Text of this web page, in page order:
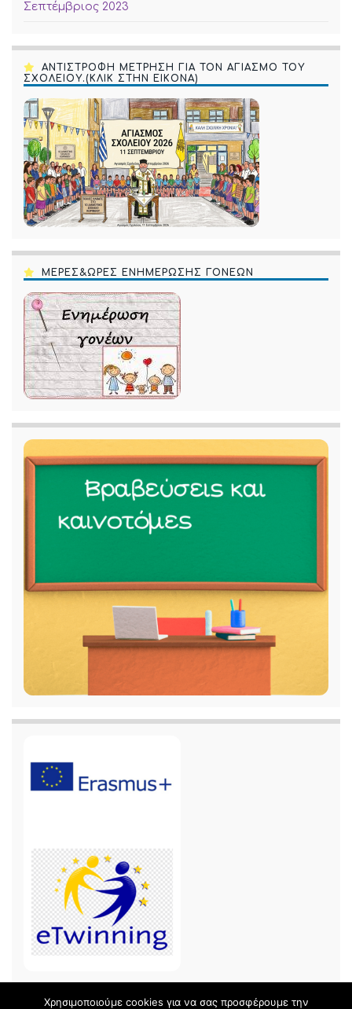
Σεπτέμβριος 2023
ΑΝΤΙΣΤΡΟΦΗ ΜΕΤΡΗΣΗ ΓΙΑ ΤΟΝ ΑΓΙΑΣΜΟ ΤΟΥ
ΣΧΟΛΕΙΟΥ.(ΚΛΙΚ ΣΤΗΝ ΕΙΚΟΝΑ)
ΜΕΡΕΣ&ΩΡΕΣ ΕΝΗΜΕΡΩΣΗΣ ΓΟΝΕΩΝ
Χρησιμοποιούμε cookies για να σας προσφέρουμε την